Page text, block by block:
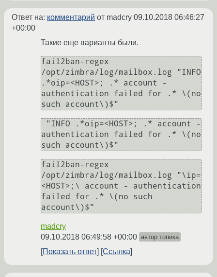
Ответ на: комментарий от madcry 09.10.2018 06:46:27
+00:00
Такие еще варианты были.
fail2ban-regex
/opt/zimbra/log/mailbox.log "INFO
.*oip=<HOST>; .* account -
authentication failed for .* \(no
authentication failed for .* \(no
fail2ban-regex
/opt/zimbra/log/mailbox.log "\ip=
<HOST>;\ account - authentication
failed for .* \(no such
madcry
09.10.2018 06:49:58 +00:00 автор топика
Показать ответ Ссылка